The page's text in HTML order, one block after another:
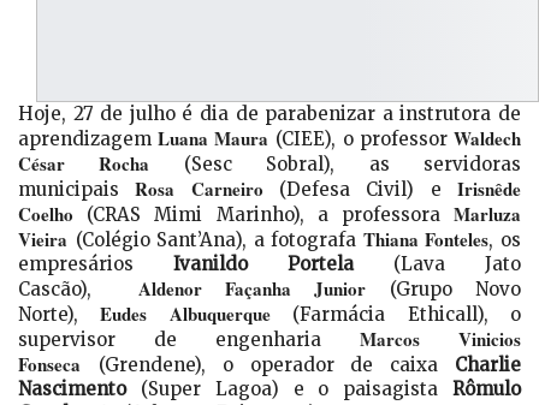
Hoje, 27 de julho é dia de parabenizar a instrutora de
aprendizagemLuana Maura (CIEE), o professorWaldech
César Rocha (Sesc Sobral), as servidoras
municipaisRosa Carneiro (Defesa Civil) eIrisnêde
Coelho (CRAS Mimi Marinho), a professora Marluza
Vieira (Colégio Sant’Ana), a fotografa Thiana Fonteles, os
empresários Ivanildo Portela(Lava Jato
Cascão), Aldenor Façanha Junior (Grupo Novo
Norte),Eudes Albuquerque(Farmácia Ethicall), o
supervisor de engenharia Marcos Vinicios
Fonseca
(Grendene), o operador de caixa Charlie
Nascimento (Super Lagoa) e o paisagistaRômulo